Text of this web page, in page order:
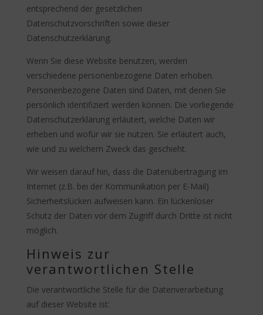
entsprechend der gesetzlichen
Datenschutzvorschriften sowie dieser
Datenschutzerklärung.
Wenn Sie diese Website benutzen, werden
verschiedene personenbezogene Daten erhoben.
Personenbezogene Daten sind Daten, mit denen Sie
persönlich identifiziert werden können. Die vorliegende
Datenschutzerklärung erläutert, welche Daten wir
erheben und wofür wir sie nutzen. Sie erläutert auch,
wie und zu welchem Zweck das geschieht.
Wir weisen darauf hin, dass die Datenübertragung im
Internet (z.B. bei der Kommunikation per E-Mail)
Sicherheitslücken aufweisen kann. Ein lückenloser
Schutz der Daten vor dem Zugriff durch Dritte ist nicht
möglich.
Hinweis zur
verantwortlichen Stelle
Die verantwortliche Stelle für die Datenverarbeitung
auf dieser Website ist: